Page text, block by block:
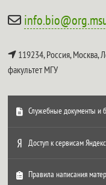
119234, Россия, Москва,
факультет МГУ
Служебные документы и
Доступ к сервисам Яндекс
Правила написания